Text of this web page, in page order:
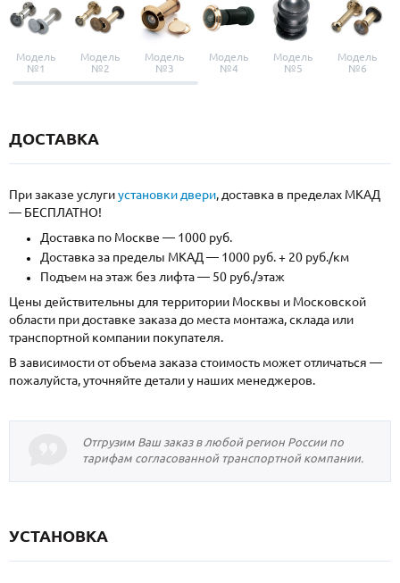
Модель
№1
Модель
№2
Модель
№3
Модель
№4
Модель
№5
Модель
№6
ДОСТАВКА
При заказе услугиустановки двери, доставка в пределах МКАД
— БЕСПЛАТНО!
Доставка по Москве — 1000 руб.
Доставка за пределы МКАД — 1000 руб. + 20 руб./км
Подъем на этаж без лифта — 50 руб./этаж
Цены действительны для территории Москвы и Московской
области при доставке заказа до места монтажа, склада или
транспортной компании покупателя.
В зависимости от объема заказа стоимость может отличаться —
пожалуйста, уточняйте детали у наших менеджеров.
Отгрузим Ваш заказ в любой регион России по
тарифам согласованной транспортной компании.
УСТАНОВКА